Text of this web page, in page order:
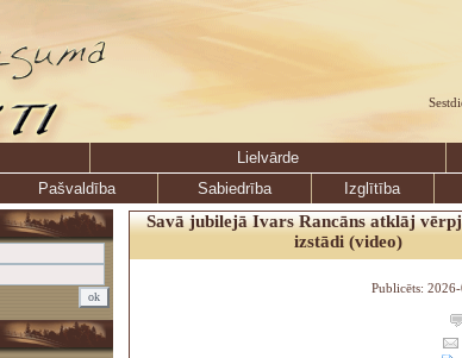
Lielvārde
Pašvaldība Sabiedrība Izglītība
Savā jubilejā Ivars Rancāns atklāj
izstādi (video)
Publicēts: